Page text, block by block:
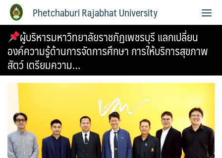
Phetchaburi Rajabhat University
ผู้บริหารมหาวิทยาลัยราชภัฏเพชรบุรี แลกเปลี่ยน
องค์ความรู้ด้านการจัดการศึกษา การให้บริการสุขภาพ
สัตว์ เตรียมความ…